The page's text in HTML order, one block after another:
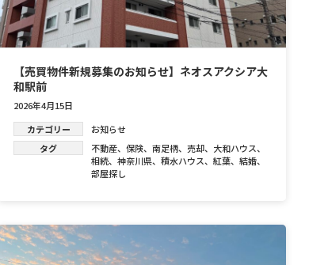
【売買物件新規募集のお知らせ】ネオスアクシア大
和駅前
2026年4月15日
カテゴリー
お知らせ
タグ
不動産、保険、南足柄、売却、 大和ハウス、
相続、神奈川県、積水ハウス、紅葉、結婚、
部屋探し